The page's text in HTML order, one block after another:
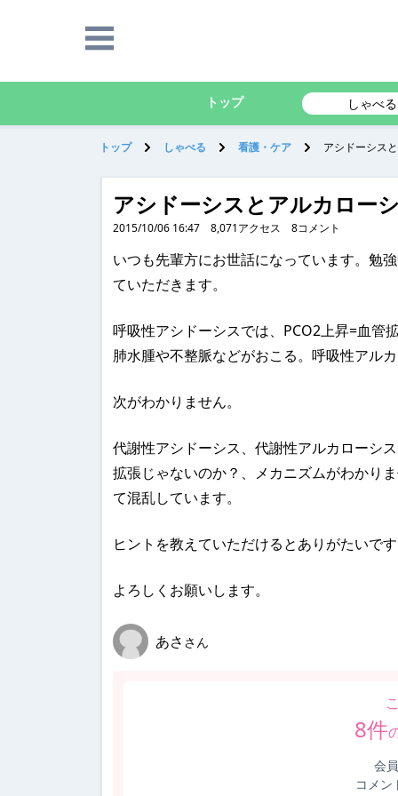
トップ しゃべる
トップ しゃべる 看護・ケア アシドーシス
アシドーシスとアルカロー
2015/10/06 16:47 8,071アクセス 8コメント
いつも先輩方にお世話になっています。勉
ていただきます。
呼吸性アシドーシスでは、PCO2上昇=血管
肺水腫や不整脈などがおこる。呼吸性アル
次がわかりません。
代謝性アシドーシス、代謝性アルカローシ
拡張じゃないのか？、メカニズムがわかり
て混乱しています。
ヒントを教えていただけるとありがたいで
よろしくお願いします。
あさ さん
8件
会
コメン